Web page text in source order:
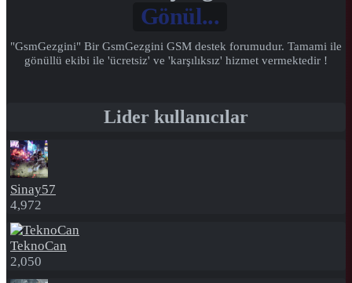
Gönül...
"GsmGezgini" Bir GsmGezgini GSM destek forumudur. Tamami ile
gönüllü ekibi ile 'ücretsiz' ve 'karşılıksız' hizmet vermektedir !
Lider kullanıcılar
Sinay57
4,972
TeknoCan
2,050